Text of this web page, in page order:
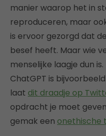
manier waarop het in
reproduceren, maar
is ervoor gezorgd dat
besef heeft. Maar wie
menselijke laagje dun
ChatGPT is
laat dit draadje op
opdracht je moet
gemak een onethische